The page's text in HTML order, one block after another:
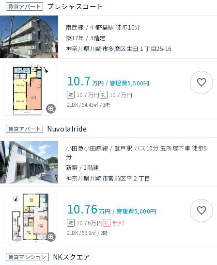
賃貸アパート プレシャスコート
南武線 / 中野島駅 徒歩10分
築17年 / 3階建
神奈川県川崎市多摩区生田１丁目25-16
10.7 万円 /管理費5,500円
敷 10.7万円 礼 10.7万円
2LDK/54.45㎡ /3階
賃貸アパート NuvolaIride
小田急小田原線 / 登戸駅 バス10分 五所塚下車 徒歩9
分
新築 /2階建
神奈川県川崎市宮前区平２丁目
10.76 万円 /管理費5,000円
敷 10.76万円 礼 無料
2LDK/53.9㎡ / 2階
賃貸マンション NKスクエア